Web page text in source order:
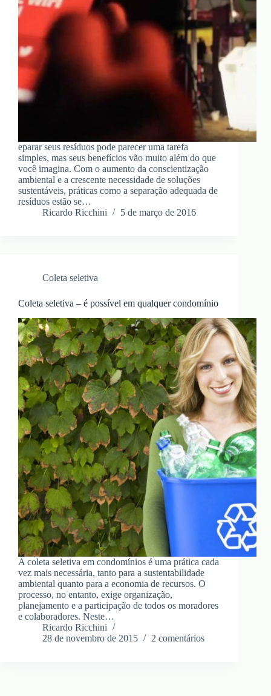
eparar seus resíduos pode parecer uma tarefa
simples, mas seus benefícios vão muito além do que
você imagina. Com o aumento da conscientização
ambiental e a crescente necessidade de soluções
sustentáveis, práticas como a separação adequada de
resíduos estão se…
Ricardo Ricchini
5 de março de 2016
Coleta seletiva
Coleta seletiva – é possível em qualquer condomínio
A coleta seletiva em condomínios é uma prática cada
vez mais necessária, tanto para a sustentabilidade
ambiental quanto para a economia de recursos. O
processo, no entanto, exige organização,
planejamento e a participação de todos os moradores
e colaboradores. Neste…
Ricardo Ricchini
28 de novembro de 2015
2 comentários